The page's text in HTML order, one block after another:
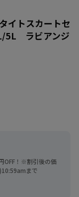
イトスカートセ
5L ラビアンジ
OFF！※割引後の価
まで